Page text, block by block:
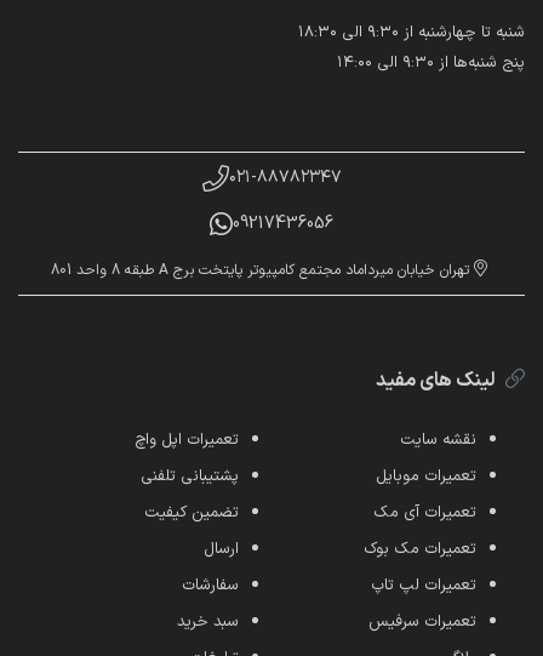
شنبه تا چهارشنبه از ۹:۳۰ الی ۱۸:۳۰
پنج شنبه‌ها از ۹:۳۰ الی ۱۴:۰۰
۰۲۱-۸۸۷۸۲۳۴۷
09217436056
تهران خیابان میرداماد مجتمع کامپیوتر پایتخت برج A طبقه 8 واحد 801
لینک های مفید
نقشه سایت
تعمیرات موبایل
تعمیرات آی مک
تعمیرات مک بوک
تعمیرات لپ تاپ
تعمیرات سرفیس
تعمیرات اپل واچ
پشتیبانی تلفنی
تضمین کیفیت
ارسال
سفارشات
سبد خرید